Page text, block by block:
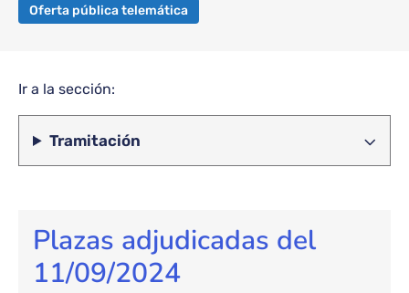
Oferta pública telemática
Ir a la sección:
Tramitación
Plazas adjudicadas del
11/09/2024